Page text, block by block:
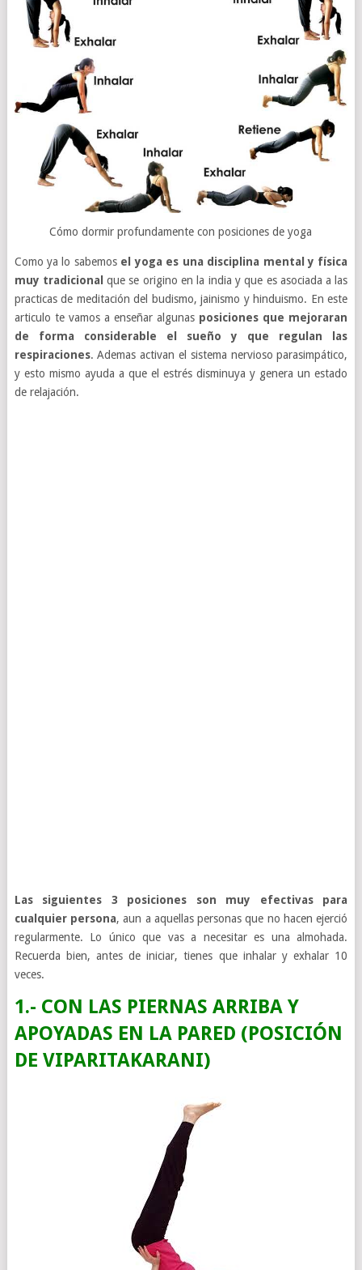
Cómo dormir profundamente con posiciones de yoga
Como ya lo sabemos el yoga es una disciplina mental y física
muy tradicional que se origino en la india y que es asociada a las
practicas de meditación del budismo, jainismo y hinduismo. En este
articulo te vamos a enseñar algunas posiciones que mejoraran
de forma considerable el sueño y que regulan las
respiraciones. Ademas activan el sistema nervioso parasimpático,
y esto mismo ayuda a que el estrés disminuya y genera un estado
de relajación.
Las siguientes 3 posiciones son muy efectivas para
cualquier persona, aun a aquellas personas que no hacen ejerció
regularmente. Lo único que vas a necesitar es una almohada.
Recuerda bien, antes de iniciar, tienes que inhalar y exhalar 10
veces.
1.- CON LAS PIERNAS ARRIBA Y
APOYADAS EN LA PARED (POSICIÓN
DE VIPARITAKARANI)